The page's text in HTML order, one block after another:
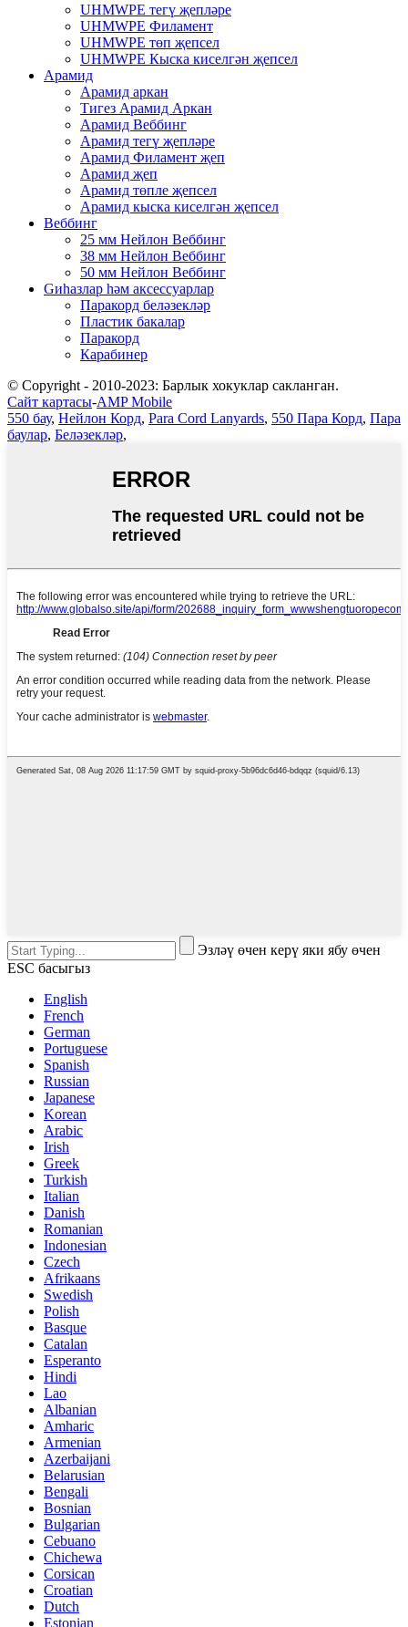
UHMWPE тегү җепләре
UHMWPE Филамент
UHMWPE төп җепсел
UHMWPE Кыска киселгән җепсел
Арамид
Арамид аркан
Тигез Арамид Аркан
Арамид Веббинг
Арамид тегү җепләре
Арамид Филамент җеп
Арамид җеп
Арамид төпле җепсел
Арамид кыска киселгән җепсел
Веббинг
25 мм Нейлон Веббинг
38 мм Нейлон Веббинг
50 мм Нейлон Веббинг
Gиһазлар һәм аксессуарлар
Паракорд беләзекләр
Пластик бакалар
Паракорд
Карабинер
© Copyright - 2010-2023: Барлык хокуклар сакланган.
Сайт картасы-AMP Mobile
550 бау, Нейлон Корд, Para Cord Lanyards, 550 Пара Корд, Пара
баулар, Беләзекләр,
Эзләү өчен керү яки ябу өчен
ESC басыгыз
English
French
German
Portuguese
Spanish
Russian
Japanese
Korean
Arabic
Irish
Greek
Turkish
Italian
Danish
Romanian
Indonesian
Czech
Afrikaans
Swedish
Polish
Basque
Catalan
Esperanto
Hindi
Lao
Albanian
Amharic
Armenian
Azerbaijani
Belarusian
Bengali
Bosnian
Bulgarian
Cebuano
Chichewa
Corsican
Croatian
Dutch
Estonian